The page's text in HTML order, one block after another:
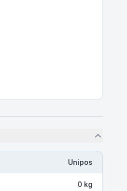
Unipos
0 kg